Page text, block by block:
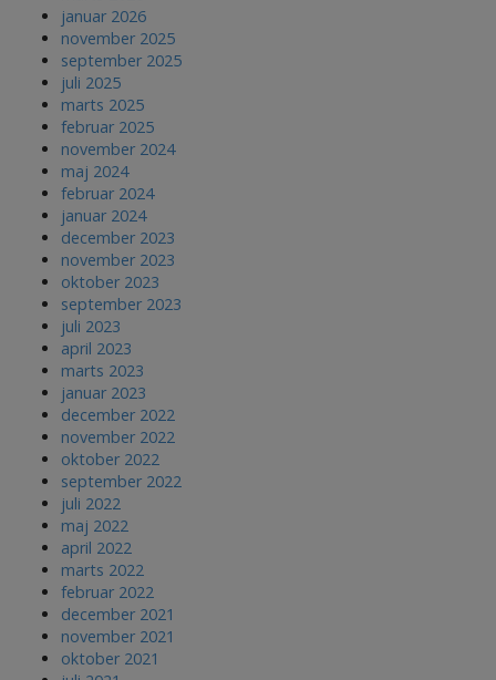
januar 2026
november 2025
september 2025
juli 2025
marts 2025
februar 2025
november 2024
maj 2024
februar 2024
januar 2024
december 2023
november 2023
oktober 2023
september 2023
juli 2023
april 2023
marts 2023
januar 2023
december 2022
november 2022
oktober 2022
september 2022
juli 2022
maj 2022
april 2022
marts 2022
februar 2022
december 2021
november 2021
oktober 2021